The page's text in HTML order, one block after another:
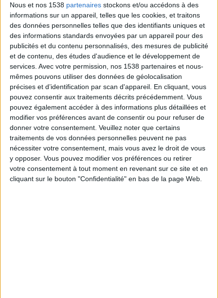
Nous et nos 1538 partenaires stockons et/ou accédons à des
informations sur un appareil, telles que les cookies, et traitons
des données personnelles telles que des identifiants uniques et
des informations standards envoyées par un appareil pour des
publicités et du contenu personnalisés, des mesures de publicité
et de contenu, des études d'audience et le développement de
services. Avec votre permission, nos 1538 partenaires et nous-
mêmes pouvons utiliser des données de géolocalisation
précises et d’identification par scan d'appareil. En cliquant, vous
pouvez consentir aux traitements décrits précédemment. Vous
pouvez également accéder à des informations plus détaillées et
modifier vos préférences avant de consentir ou pour refuser de
donner votre consentement. Veuillez noter que certains
traitements de vos données personnelles peuvent ne pas
nécessiter votre consentement, mais vous avez le droit de vous
y opposer. Vous pouvez modifier vos préférences ou retirer
votre consentement à tout moment en revenant sur ce site et en
cliquant sur le bouton "Confidentialité" en bas de la page Web.
Webinaires en direct Voir tout
Peut-on remplacer la viande par des féculents ?
Consultation diététique du 05/08/2026